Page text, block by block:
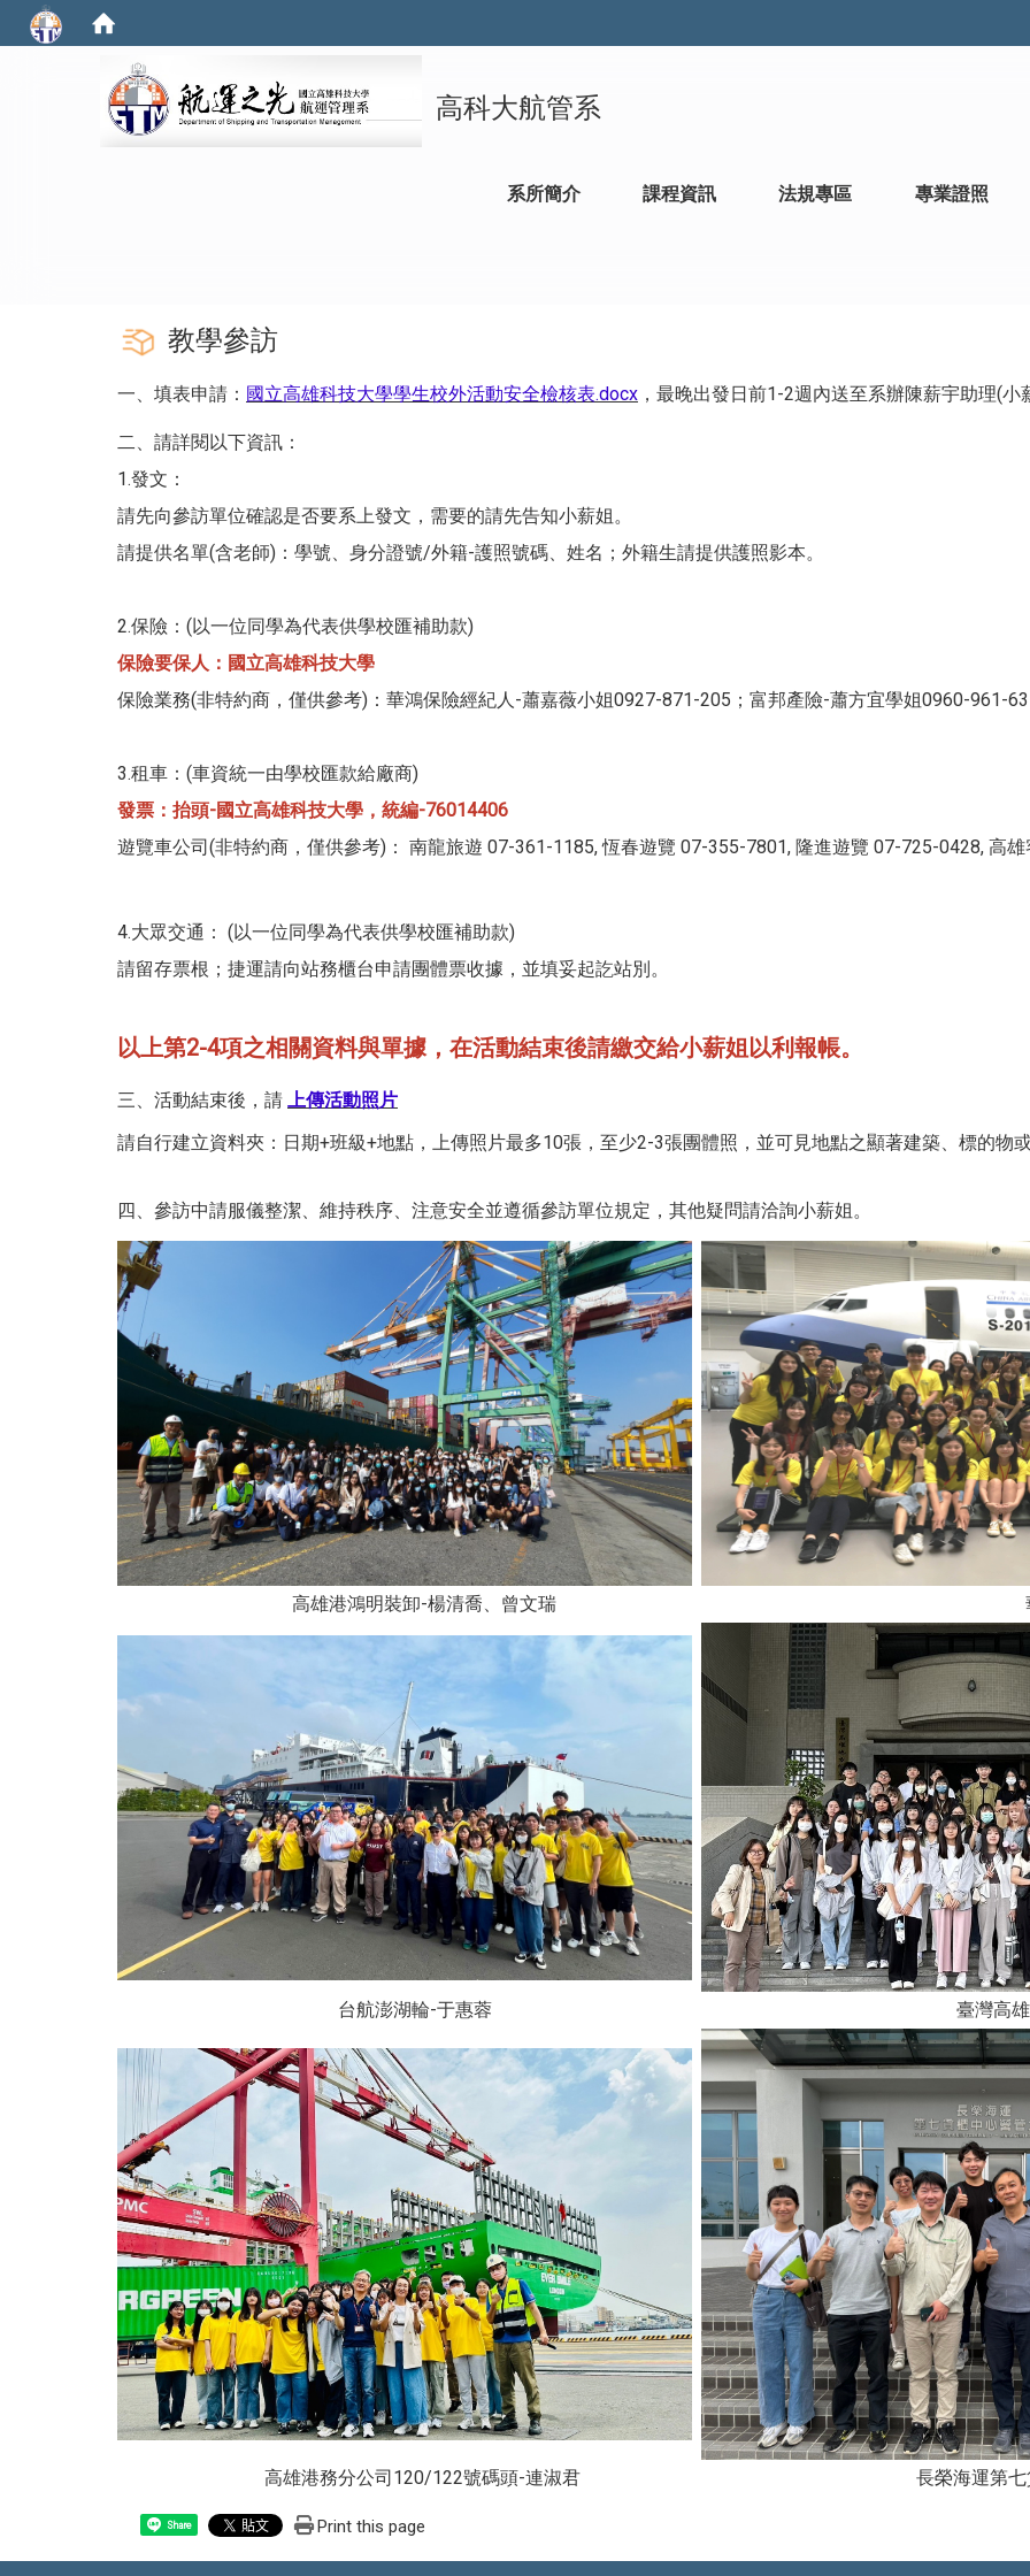
高科大航管系
系所簡介
課程資訊 法規專區 專業證照
教學參訪
一、填表申請： 國立高雄科技大學學生校外活動安全檢核表.docx ，最晚出發日前1-2週內送至系辦陳薪宇助理(小
二、請詳閱以下資訊：
1.發文：
請先向參訪單位確認是否要系上發文，需要的請先告知小薪姐。
請提供名單(含老師)：學號、身分證號/外籍-護照號碼、姓名；外籍生請提供護照影本。
2.保險：(以一位同學為代表供學校匯補助款)
保險要保人：國立高雄科技大學
保險業務(非特約商，僅供參考)：華鴻保險經紀人-蕭嘉薇小姐0927-871-205；富邦產險-蕭方宜學姐0960-961-
3.租車：(車資統一由學校匯款給廠商)
發票：抬頭-國立高雄科技大學，統編-76014406
遊覽車公司(非特約商，僅供參考)： 南龍旅遊 07-361-1185, 恆春遊覽 07-355-7801, 隆進遊覽 07-725-0428, 高
4.大眾交通： (以一位同學為代表供學校匯補助款)
請留存票根；捷運請向站務櫃台申請團體票收據，並填妥起訖站別。
以上第2-4項之相關資料與單據，在活動結束後請繳交給小薪姐以利報帳。
三、活動結束後，請 上傳活動照片
請自行建立資料夾：日期+班級+地點，上傳照片最多10張，至少2-3張團體照，並可見地點之顯著建築、標的物
四、參訪中請服儀整潔、維持秩序、注意安全並遵循參訪單位規定，其他疑問請洽詢小薪姐。
高雄港鴻明裝卸-楊清喬、曾文瑞 華儲物流-
台航澎湖輪-于惠蓉 臺灣高雄地方法院-
高雄港務分公司120/122號碼頭-連淑君 長榮海運第七貨櫃中
Share Print this page